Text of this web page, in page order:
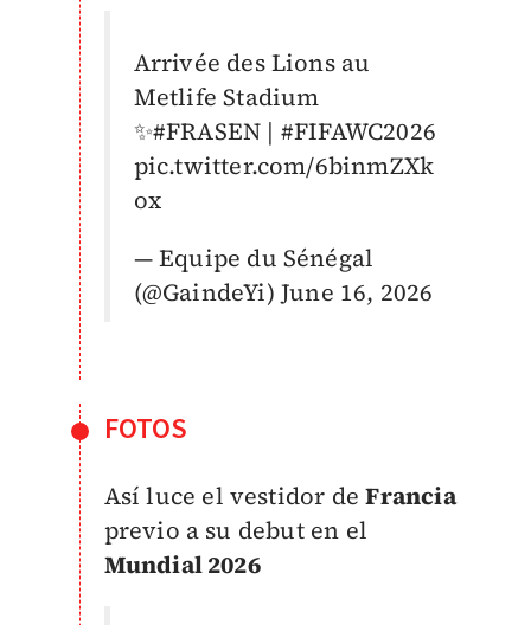
Arrivée des Lions au
Metlife Stadium
✨#FRASEN | #FIFAWC2026
pic.twitter.com/6binmZXk
ox
— Equipe du Sénégal
(@GaindeYi) June 16, 2026
FOTOS
Así luce el vestidor deFrancia
previo a su debut en el
Mundial 2026